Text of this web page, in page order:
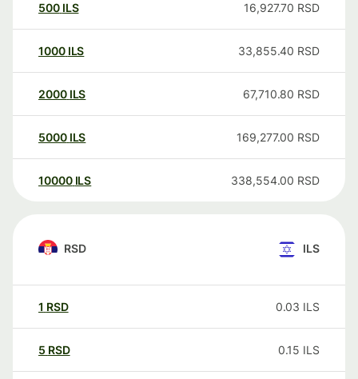
500 ILS 16,927.70 RSD
1000 ILS 33,855.40 RSD
2000 ILS 67,710.80 RSD
5000 ILS 169,277.00 RSD
10000 ILS 338,554.00 RSD
RSD ILS
1 RSD 0.03 ILS
5 RSD 0.15 ILS